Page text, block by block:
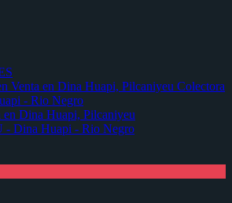
en Dina Huapi, Pilcaniyeu
- Dina Huapi - Rio Negro